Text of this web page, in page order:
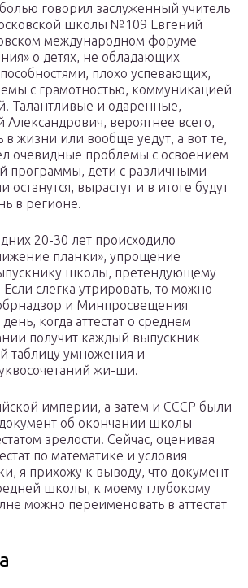
говорил заслуженный учитель
школы №109 Евгений
международном форуме
о детях, не обладающих
плохо успевающих,
с грамотностью, коммуникацией
Талантливые и одаренные,
Александрович, вероятнее всего,
в жизни или вообще уедут, а вот те,
очевидные проблемы с освоением
программы, дети с различными
останутся, вырастут и в итоге будут
в регионе.
20-30 лет происходило
планки», упрощение
школы, претендующему
слегка утрировать, то можно
и Минпросвещения
когда аттестат о среднем
получит каждый выпускник
таблицу умножения и
жи-ши.
империи, а затем и СССР были
об окончании школы
зрелости. Сейчас, оценивая
по математике и условия
я прихожу к выводу, что документ
школы, к моему глубокому
можно переименовать в аттестат